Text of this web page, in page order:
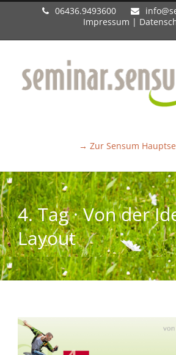
06436.9493600
Impressum |
→ Zur Sensum
4. Tag · Von der
Layout